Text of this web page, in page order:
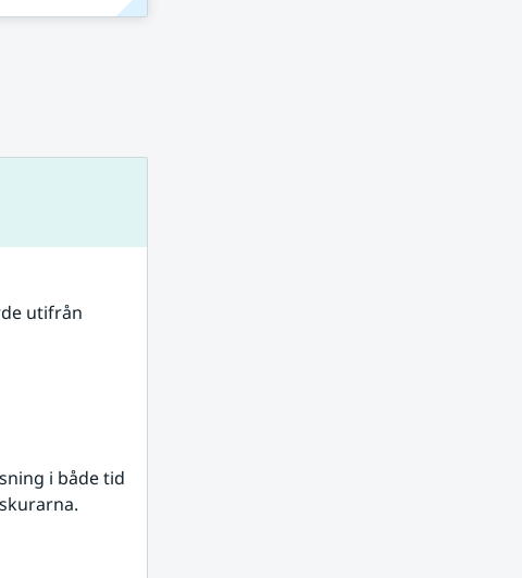
utifrån
i både tid